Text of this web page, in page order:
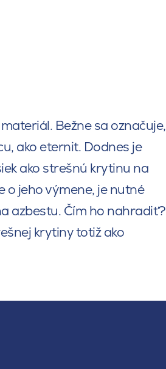
Bežne sa označuje,
ako eternit. Dodnes je
ako strešnú krytinu na
o jeho výmene, je nutné
azbestu. Čím ho nahradiť?
krytiny totiž ako